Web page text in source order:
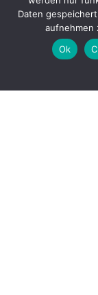
Daten
aufnehmen
Ok